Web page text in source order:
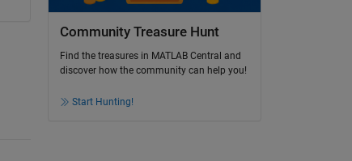
Community Treasure Hunt
Find the treasures in MATLAB Central and
discover how the community can help you!
Start Hunting!